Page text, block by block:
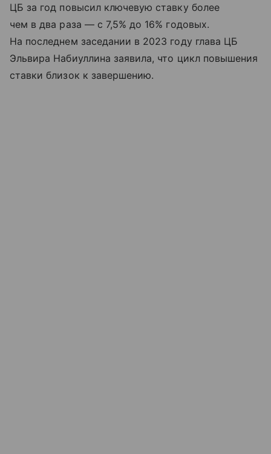
ЦБ за год повысил ключевую ставку более
чем в два раза — с 7,5% до 16% годовых.
На последнем заседании в 2023 году глава ЦБ
Эльвира Набиуллина заявила, что цикл повышения
ставки близок к завершению.